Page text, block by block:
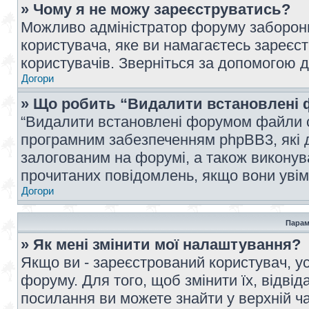
» Чому я не можу зареєструватись?
Можливо адміністратор форуму
користувача, яке ви намагаєтесь
користувачів. Зверніться за допомогою
Догори
» Що робить “Видалити
“Видалити встановлені форумом файли
програмним забезпеченням phpBB3,
залогованим на форумі, а також
прочитаних повідомлень, якщо вони
Догори
» Як мені змінити мої налаштування?
Якщо ви - зареєстрований користувач,
форуму. Для того, щоб змінити їх,
посилання ви можете знайти у верхній